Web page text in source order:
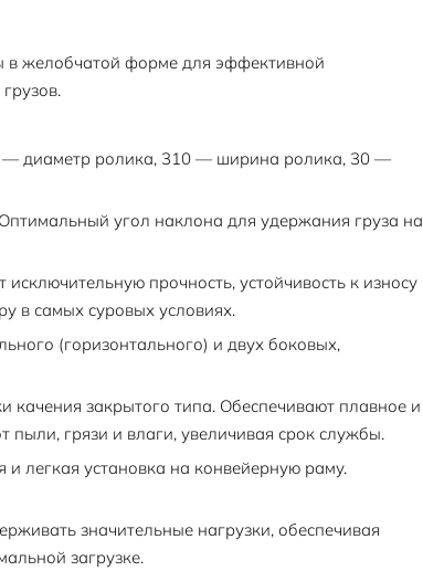
желобчатой форме для эффективной
диаметр ролика, 310 — ширина ролика, 30 —
угол наклона для удержания груза на
прочность, устойчивость к износу
в самых суровых условиях.
(горизонтального) и двух боковых,
качения закрытого типа. Обеспечивают плавное и
грязи и влаги, увеличивая срок службы.
и легкая установка на конвейерную раму.
значительные нагрузки, обеспечивая
загрузке.